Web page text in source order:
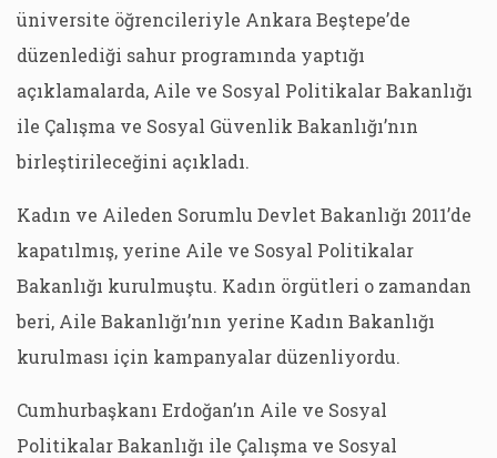
üniversite öğrencileriyle Ankara Beştepe’de
düzenlediği sahur programında yaptığı
açıklamalarda, Aile ve Sosyal Politikalar Bakanlığı
ile Çalışma ve Sosyal Güvenlik Bakanlığı’nın
birleştirileceğini açıkladı.
Kadın ve Aileden Sorumlu Devlet Bakanlığı 2011’de
kapatılmış, yerine Aile ve Sosyal Politikalar
Bakanlığı kurulmuştu. Kadın örgütleri o zamandan
beri, Aile Bakanlığı’nın yerine Kadın Bakanlığı
kurulması için kampanyalar düzenliyordu.
Cumhurbaşkanı Erdoğan’ın Aile ve Sosyal
Politikalar Bakanlığı ile Çalışma ve Sosyal